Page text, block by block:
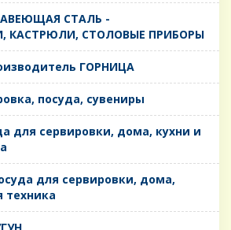
СТАЛЬ -
КАСТРЮЛИ, СТОЛОВЫЕ ПРИБОРЫ
ГОРНИЦА
посуда, сувениры
для сервировки, дома, кухни и
для сервировки, дома,
техника